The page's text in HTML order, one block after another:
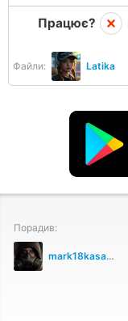
Файли: Latika
Працює?
Порадив:
mark18kasanov